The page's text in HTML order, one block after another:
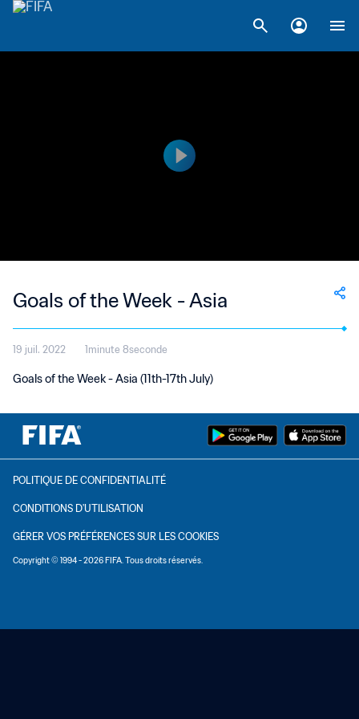
Goals of the Week - Asia
19 juil. 2022 1minute 8seconde
Goals of the Week - Asia (11th-17th July)
POLITIQUE DE CONFIDENTIALITÉ
CONDITIONS D'UTILISATION
GÉRER VOS PRÉFÉRENCES SUR LES COOKIES
Copyright © 1994 - 2026 FIFA. Tous droits réservés.